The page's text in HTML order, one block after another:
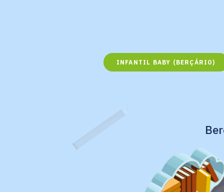
INFANTIL BABY (BERÇÁRIO)